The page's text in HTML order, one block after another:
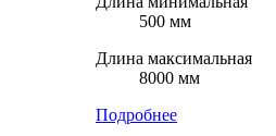
500 мм
Длина максимальная
8000 мм
Подробнее